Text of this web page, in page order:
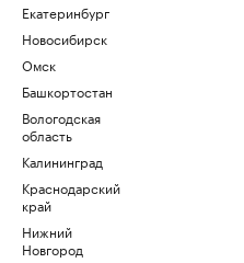
Екатеринбург
Новосибирск
Омск
Башкортостан
Вологодская
область
Калининград
Краснодарский
край
Нижний
Новгород